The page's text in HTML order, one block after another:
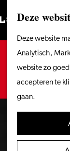
Deze
Deze website
Analytisch,
website zo
accepteren te
gaan.
Ga
naar
homepage
Sorry, deze
Bekijk het